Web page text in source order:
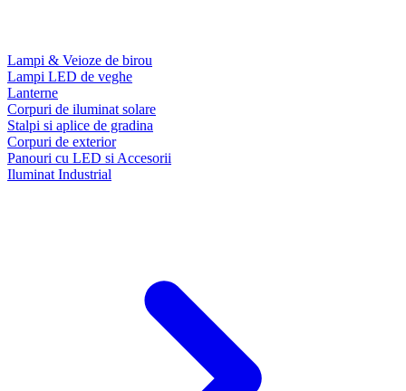
Lampi & Veioze de birou
Lampi LED de veghe
Lanterne
Corpuri de iluminat solare
Stalpi si aplice de gradina
Corpuri de exterior
Panouri cu LED si Accesorii
Iluminat Industrial